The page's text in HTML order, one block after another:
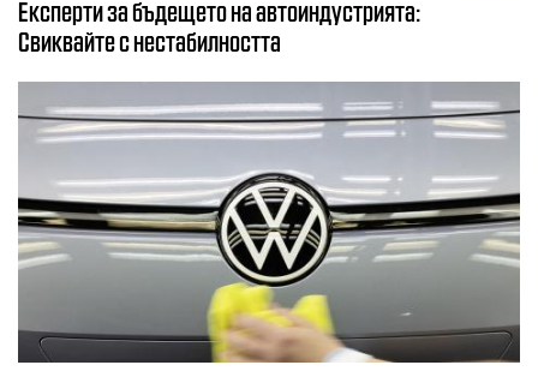
Експерти за бъдещето на автоиндустрията:
Свиквайте с нестабилността